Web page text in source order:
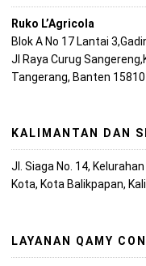
Ruko L’Agricola
Blok A No 17 Lantai
Jl Raya Curug
Tangerang, Banten 15810
KALIMANTAN DAN
Jl. Siaga No. 14,
Kota, Kota Balikpapan,
LAYANAN QAMY